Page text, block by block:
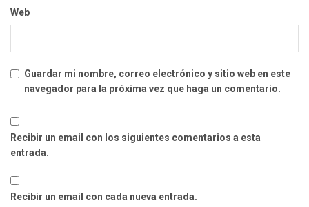
Web
Guardar mi nombre, correo electrónico y sitio web en este
navegador para la próxima vez que haga un comentario.
Recibir un email con los siguientes comentarios a esta
entrada.
Recibir un email con cada nueva entrada.